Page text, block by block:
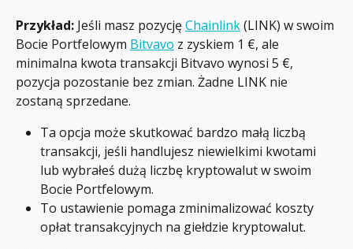
Przykład: Jeśli masz pozycję Chainlink (LINK) w swoim
Bocie Portfelowym Bitvavo z zyskiem 1 €, ale
minimalna kwota transakcji Bitvavo wynosi 5 €,
pozycja pozostanie bez zmian. Żadne LINK nie
zostaną sprzedane.
Ta opcja może skutkować bardzo małą liczbą
transakcji, jeśli handlujesz niewielkimi kwotami
lub wybrałeś dużą liczbę kryptowalut w swoim
Bocie Portfelowym.
To ustawienie pomaga zminimalizować koszty
opłat transakcyjnych na giełdzie kryptowalut.